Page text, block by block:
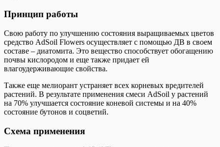
Принцип работы
Свою работу по улучшению состояния выращиваемых цветов
средство AdSoil Flowers осуществляет с помощью ДВ в своем
составе – диатомита. Это вещество способствует обогащению
почвы кислородом и еще также придает ей
влагоудерживающие свойства.
Также еще мелиорант устраняет всех корневых вредителей
растений. В результате применения смеси AdSoil у растений
на 70% улучшается состояние коневой системы и на 40%
состояние бутонов и соцветий.
Схема применения